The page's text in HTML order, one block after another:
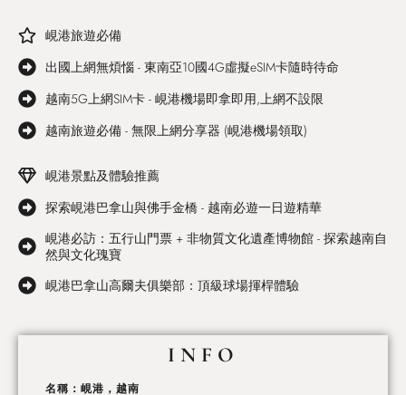
峴港旅遊必備
出國上網無煩惱 - 東南亞10國4G虛擬eSIM卡隨時待命
越南5G上網SIM卡 - 峴港機場即拿即用,上網不設限
越南旅遊必備 - 無限上網分享器 (峴港機場領取)
峴港景點及體驗推薦
探索峴港巴拿山與佛手金橋 - 越南必遊一日遊精華
峴港必訪：五行山門票 + 非物質文化遺產博物館 - 探索越南自
然與文化瑰寶
峴港巴拿山高爾夫俱樂部：頂級球場揮桿體驗
INFO
名稱：峴港，越南